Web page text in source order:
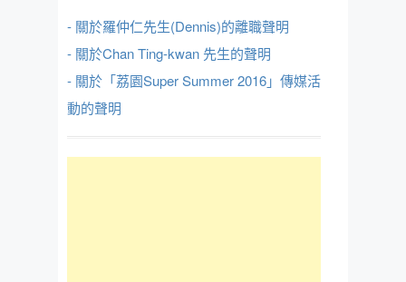
- 關於羅仲仁先生(Dennis)的離職聲明
- 關於Chan Ting-kwan 先生的聲明
- 關於「荔園Super Summer 2016」傳媒活
動的聲明